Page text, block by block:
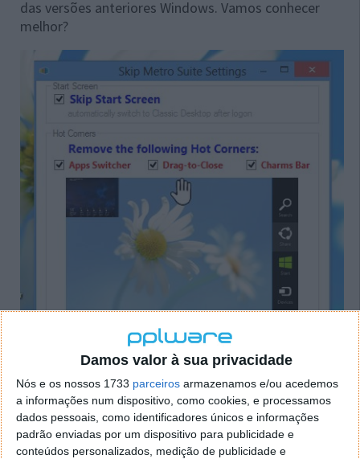
Damos valor à sua privacidade
Nós e os nossos 1733 parceiros armazenamos e/ou acedemos
a informações num dispositivo, como cookies, e processamos
dados pessoais, como identificadores únicos e informações
padrão enviadas por um dispositivo para publicidade e
conteúdos personalizados, medição de publicidade e
das versões anteriores Windows. Vamos conhecer
melhor?